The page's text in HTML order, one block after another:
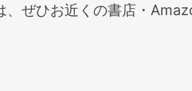
、ぜひお近くの書店・